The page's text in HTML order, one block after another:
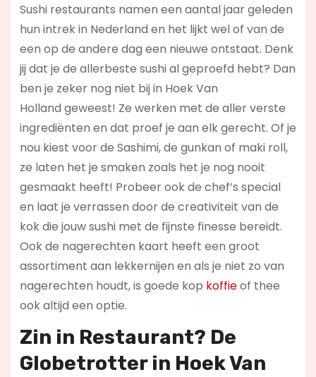
Sushi restaurants namen een aantal jaar geleden
hun intrek in Nederland en het lijkt wel of van de
een op de andere dag een nieuwe ontstaat. Denk
jij dat je de allerbeste sushi al geproefd hebt? Dan
ben je zeker nog niet bij in Hoek Van
Holland geweest! Ze werken met de aller verste
ingrediënten en dat proef je aan elk gerecht. Of je
nou kiest voor de Sashimi, de gunkan of maki roll,
ze laten het je smaken zoals het je nog nooit
gesmaakt heeft! Probeer ook de chef’s special
en laat je verrassen door de creativiteit van de
kok die jouw sushi met de fijnste finesse bereidt.
Ook de nagerechten kaart heeft een groot
assortiment aan lekkernijen en als je niet zo van
nagerechten houdt, is goede kop koffieof thee
ook altijd een optie.
Zin in Restaurant? De
Globetrotter in Hoek Van